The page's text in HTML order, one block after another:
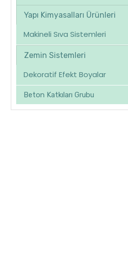
Yapı Kimyasalları Ürünleri
Makineli Sıva Sistemleri
Zemin Sistemleri
Dekoratif Efekt Boyalar
Beton Katkıları Grubu